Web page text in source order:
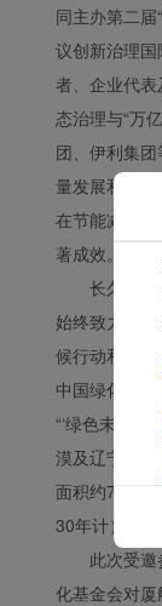
同主办第二届
议创新治理
者、企业代
态治理与“万
团、伊利集
量发展和生
在节能减排
著成效。
长久以来
始终致力于
候行动和生
中国绿化基
“‘绿色未来’
漠及辽宁两地
面积约700亩
30年计），并
此次受
化基金会对